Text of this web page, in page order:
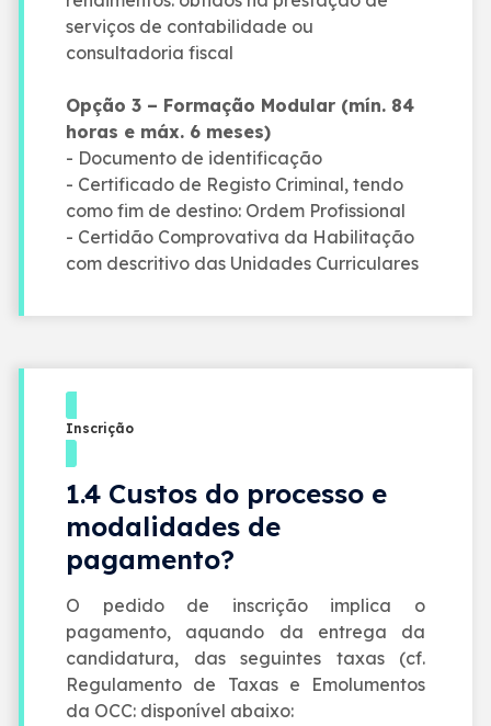
serviços de contabilidade ou
consultadoria fiscal
Opção 3 – Formação Modular (mín. 84
horas e máx. 6 meses)
- Documento de identificação
- Certificado de Registo Criminal, tendo
como fim de destino: Ordem Profissional
- Certidão Comprovativa da Habilitação
com descritivo das Unidades Curriculares
Inscrição
1.4 Custos do processo e
modalidades de
pagamento?
O pedido de inscrição implica o
pagamento, aquando da entrega da
candidatura, das seguintes taxas (cf.
Regulamento de Taxas e Emolumentos
da OCC: disponível abaixo: